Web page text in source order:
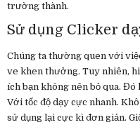
trường thành.
Sử dụng Clicker
Chúng ta thường quen với
ve khen thưởng. Tuy nhiên,
ích bạn không nên bỏ qua. Đó
Với tốc độ dạy cực nhanh.
sử dụng lại cực kì đơn giản.